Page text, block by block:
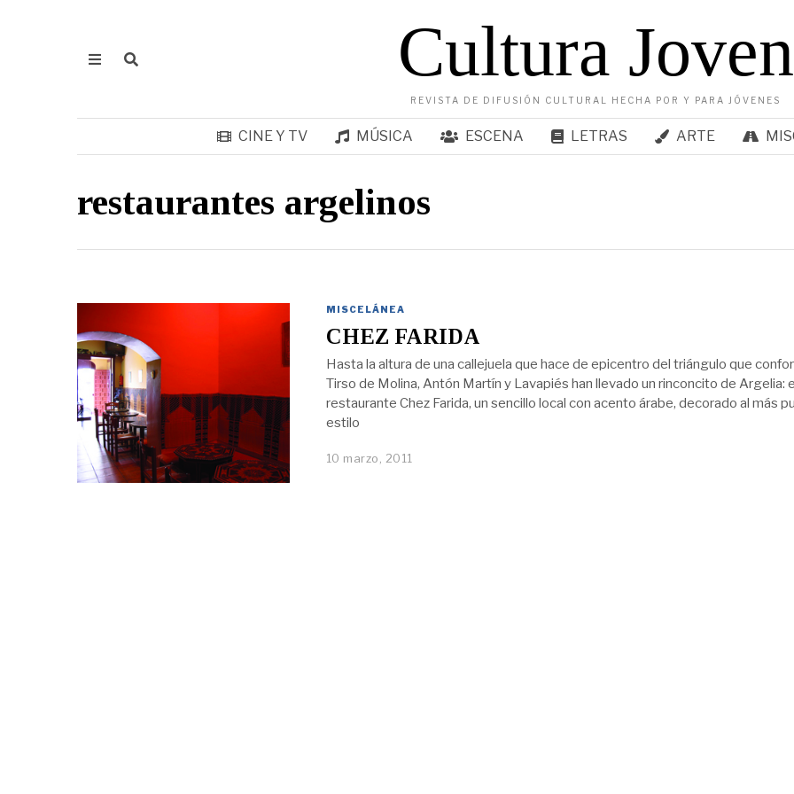
Cultura Joven
REVISTA DE DIFUSIÓN CULTURAL HECHA POR Y PARA JÓVENES
CINE Y TV MÚSICA ESCENA LETRAS ARTE
restaurantes argelinos
MISCELÁNEA
CHEZ FARIDA
Hasta la altura de una callejuela que hace de epicentro del triángulo que
Tirso de Molina, Antón Martín y Lavapiés han llevado un rinconcito de Argelia:
restaurante Chez Farida, un sencillo local con acento árabe, decorado al más
estilo
10 marzo, 2011